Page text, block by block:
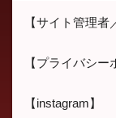
【サイト管理者
【プライバシー
【instagram】